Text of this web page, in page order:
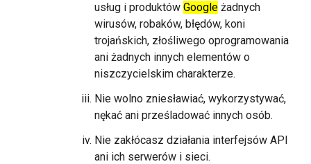
usług i produktów Google żadnych
wirusów, robaków, błędów, koni
trojańskich, złośliwego oprogramowania
ani żadnych innych elementów o
niszczycielskim charakterze.
Nie wolno zniesławiać, wykorzystywać,
nękać ani prześladować innych osób.
Nie zakłócasz działania interfejsów API
ani ich serwerów i sieci.